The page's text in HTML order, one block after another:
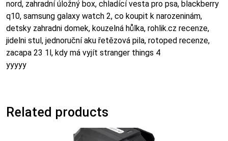
nord, zahradní úložný box, chladící vesta pro psa, blackberry
q10, samsung galaxy watch 2, co koupit k narozeninám,
detsky zahradni domek, kouzelná hůlka, rohlik.cz recenze,
jidelni stul, jednoruční aku řetězová pila, rotoped recenze,
zacapa 23 1l, kdy má vyjít stranger things 4
yyyyy
Related products